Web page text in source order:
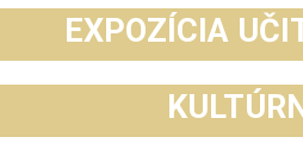
EXPOZÍCIA